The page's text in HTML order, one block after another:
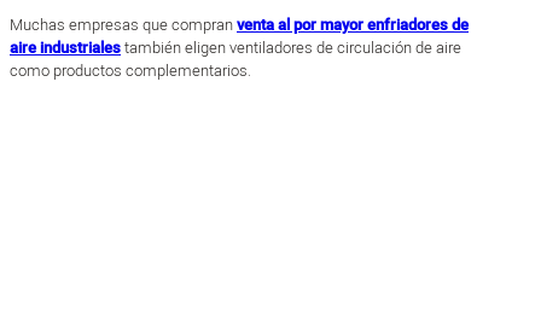
Muchas empresas que compranventa al por mayor enfriadores de
aire industrialestambién eligen ventiladores de circulación de aire
como productos complementarios.